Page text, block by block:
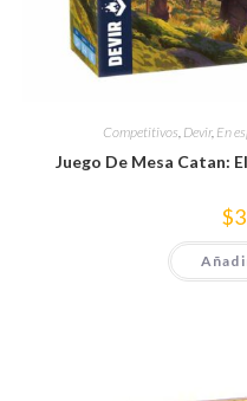
Competitivos Devir, En
Juego De Mesa Catan:
$